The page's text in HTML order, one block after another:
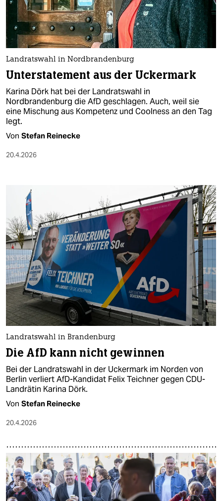
nord
wahrheit
verlag
verlag
veranstaltungen
shop
genossenschaft
epaper login
Landratswahl in Nordbrandenburg
Unterstatement aus der Uckermark
Karina Dörk hat bei der Landratswahl in
Nordbrandenburg die AfD geschlagen. Auch, weil sie
eine Mischung aus Kompetenz und Coolness an den Tag
legt.
Von Stefan Reinecke
20.4.2026
Landratswahl in Brandenburg
Die AfD kann nicht gewinnen
Bei der Landratswahl in der Uckermark im Norden von
Berlin verliert AfD-Kandidat Felix Teichner gegen CDU-
Landrätin Karina Dörk.
Von Stefan Reinecke
20.4.2026